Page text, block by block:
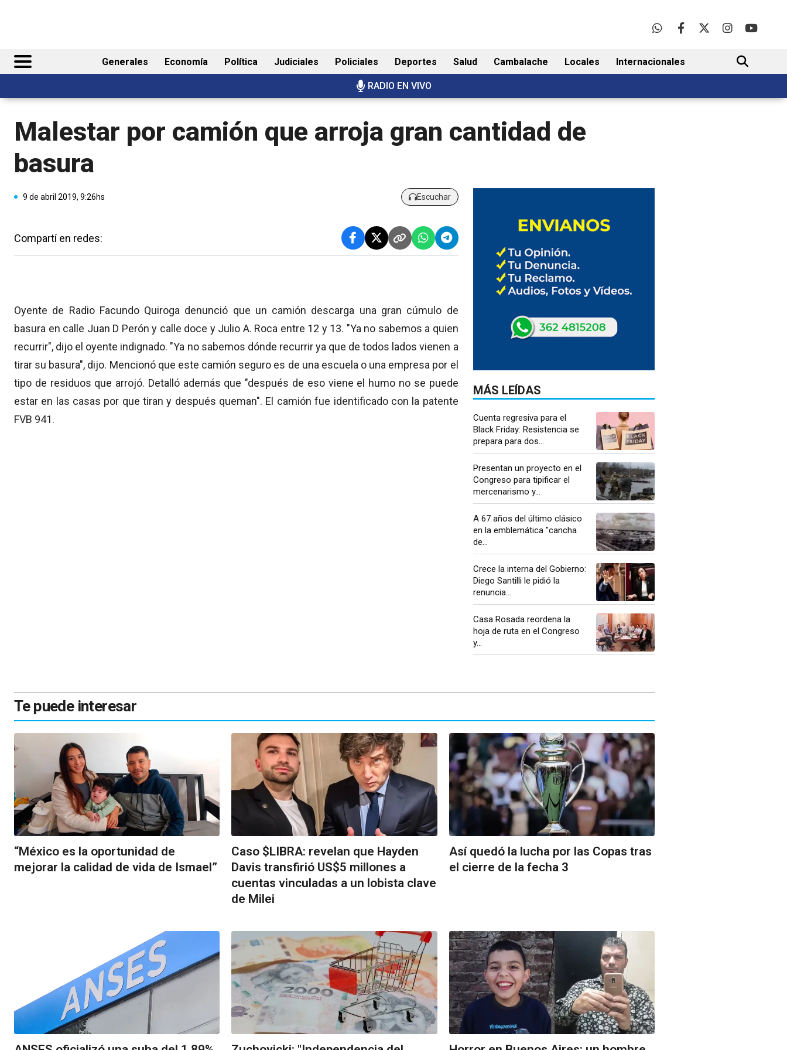
Generales Economía Política Judiciales Policiales Deportes Salud Cambalache Locales Internacionales
RADIO EN VIVO
BUSCAR
Malestar por camión que arroja gran cantidad de
basura
9 de abril 2019, 9:26hs Escuchar
Compartí en redes:
Oyente de Radio Facundo Quiroga denunció que un camión descarga una gran cúmulo de
basura en calle Juan D Perón y calle doce y Julio A. Roca entre 12 y 13. "Ya no sabemos a quien
recurrir", dijo el oyente indignado. "Ya no sabemos dónde recurrir ya que de todos lados vienen a
tirar su basura", dijo. Mencionó que este camión seguro es de una escuela o una empresa por el
tipo de residuos que arrojó. Detalló además que "después de eso viene el humo no se puede
estar en las casas por que tiran y después queman". El camión fue identificado con la patente
FVB 941.
MÁS LEÍDAS
Cuenta regresiva para el
Black Friday: Resistencia se
prepara para dos...
Presentan un proyecto en el
Congreso para tipificar el
mercenarismo y...
A 67 años del último clásico
en la emblemática "cancha
de...
Crece la interna del Gobierno:
Diego Santilli le pidió la
renuncia...
Casa Rosada reordena la
hoja de ruta en el Congreso
y...
Te puede interesar
“México es la oportunidad de
mejorar la calidad de vida de Ismael”
Caso $LIBRA: revelan que Hayden
Davis transfirió US$5 millones a
cuentas vinculadas a un lobista clave
de Milei
Así quedó la lucha por las Copas tras
el cierre de la fecha 3